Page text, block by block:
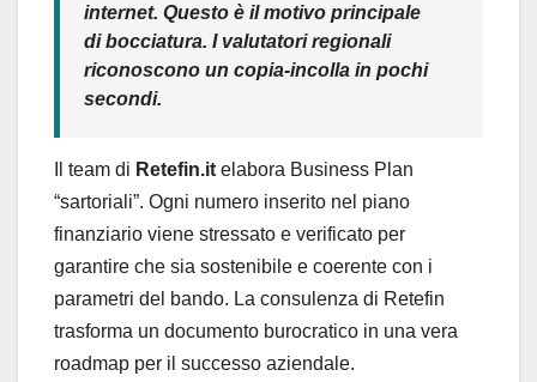
internet. Questo è il motivo principale
di bocciatura. I valutatori regionali
riconoscono un copia-incolla in pochi
secondi.
Il team di Retefin.it elabora Business Plan
“sartoriali”. Ogni numero inserito nel piano
finanziario viene stressato e verificato per
garantire che sia sostenibile e coerente con i
parametri del bando. La consulenza di Retefin
trasforma un documento burocratico in una vera
roadmap per il successo aziendale.